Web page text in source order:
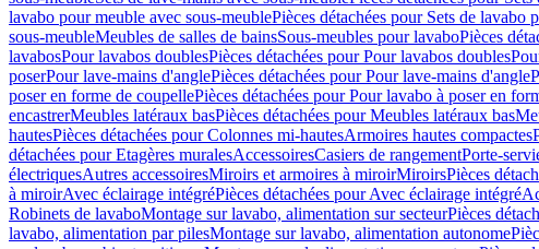
lavabo pour meuble avec sous-meublePièces détachées pour Sets de lavabo
sous-meubleMeubles de salles de bainsSous-meubles pour lavaboPièces
lavabosPour lavabos doublesPièces détachées pour Pour lavabos doubles
poserPour lave-mains d'anglePièces détachées pour Pour lave-mains d'angle
poser en forme de coupellePièces détachées pour Pour lavabo à poser en
encastrerMeubles latéraux basPièces détachées pour Meubles latéraux bas
hautesPièces détachées pour Colonnes mi-hautesArmoires hautes compactes
détachées pour Etagères muralesAccessoiresCasiers de rangementPorte-
électriquesAutres accessoiresMiroirs et armoires à miroirMiroirsPièces
à miroirAvec éclairage intégréPièces détachées pour Avec éclairage intégré
Robinets de lavaboMontage sur lavabo, alimentation sur secteurPièces
lavabo, alimentation par pilesMontage sur lavabo, alimentation autonome